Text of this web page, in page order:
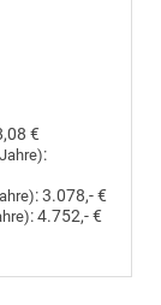
€
:
:3.078,- €
:4.752,- €